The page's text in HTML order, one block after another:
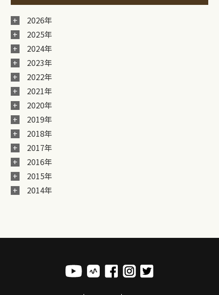
2026年
2025年
2024年
2023年
2022年
2021年
2020年
2019年
2018年
2017年
2016年
2015年
2014年